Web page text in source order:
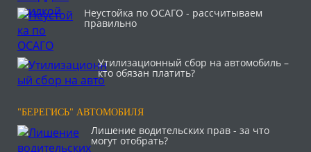
Неустойка по ОСАГО - рассчитываем
правильно
Утилизационный сбор на автомобиль –
кто обязан платить?
"БЕРЕГИСЬ" АВТОМОБИЛЯ
Лишение водительских прав - за что
могут отобрать?